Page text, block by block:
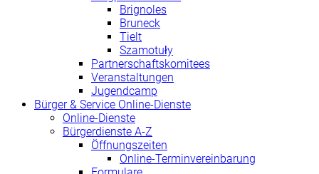
Brignoles
Bruneck
Tielt
Szamotuły
Partnerschaftskomitees
Veranstaltungen
Jugendcamp
Bürger & Service Online-Dienste
Online-Dienste
Bürgerdienste A-Z
Öffnungszeiten
Online-Terminvereinbarung